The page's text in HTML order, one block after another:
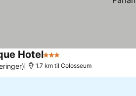
Hotel3 Stjerner
1.7 km til Colosseum